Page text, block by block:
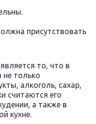
присутствовать
то, что в
не только
алкоголь, сахар,
считаются его
а также в
кухне.